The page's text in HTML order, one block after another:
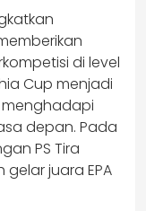
di level
Cup menjadi
depan. Pada
PS Tira
gelar juara EPA